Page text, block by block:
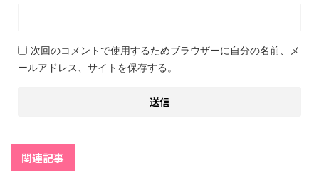
次回のコメントで使用するためブラウザーに自分の名前、メ
ールアドレス、サイトを保存する。
関連記事